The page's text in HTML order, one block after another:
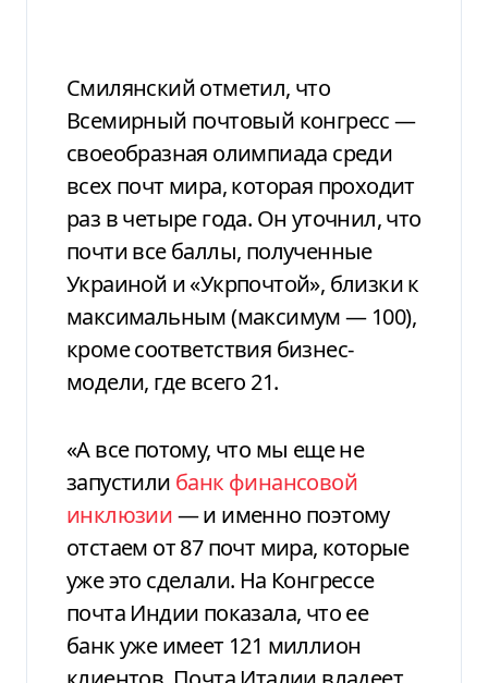
Смилянский отметил, что
Всемирный почтовый конгресс —
своеобразная олимпиада среди
всех почт мира, которая проходит
раз в четыре года. Он уточнил, что
почти все баллы, полученные
Украиной и «Укрпочтой», близки к
максимальным (максимум — 100),
кроме соответствия бизнес-
модели, где всего 21.
«А все потому, что мы еще не
запустили банк финансовой
инклюзии— и именно поэтому
отстаем от 87 почт мира, которые
уже это сделали. На Конгрессе
почта Индии показала, что ее
банк уже имеет 121 миллион